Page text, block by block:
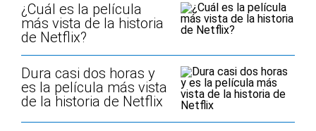
¿Cuál es la película
más vista de la historia
de Netflix?
Dura casi dos horas y
es la película más vista
de la historia de Netflix